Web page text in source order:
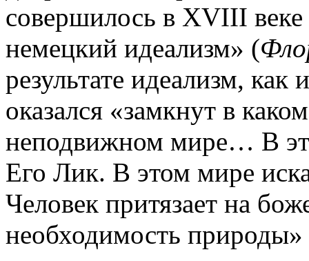
совершилось в XVIII веке
немецкий идеализм» (
результате идеализм,
оказался «замкнут в
неподвижном мире… В
Его Лик. В этом мире
Человек притязает на
необходимость